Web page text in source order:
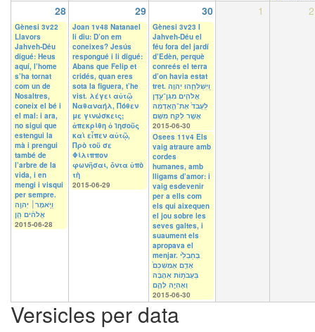
28 29 30 1 2
Gènesi 3v22
Llavors
Jahveh-Déu
digué: Heus
aquí, l’home
s’ha tornat
com un de
Nosaltres,
coneix el bé i
el mal: i ara,
no sigui que
estengui la
mà i prengui
també de
l’arbre de la
vida, i en
mengi i visqui
per sempre.
וַיֹּ֣אמֶר׀ יְהוָ֣ה
אֱלֹהִ֗ים הֵ֤ן
2015-06-28
Joan 1v48 Natanael
li diu: D’on em
coneixes? Jesús
respongué i li digué:
Abans que Felip et
cridés, quan eres
sota la figuera, t’he
vist. λέγει αὐτῷ
Ναθαναήλ, Πόθεν
με γινώσκεις;
ἀπεκρίθη ὁ Ἰησοῦς
καὶ εἶπεν αὐτῷ,
Πρὸ τοῦ σε
Φίλιππον
φωνῆσαι, ὄντα ὑπὸ
τὴ
2015-06-29
Gènesi 3v23 I
Jahveh-Déu el
féu fora del jardí
d’Edèn, perquè
conreés el terra
d’on havia estat
tret. וַֽיְשַׁלְּחֵ֛הוּ יְהוָ֥ה
אֱלֹהִ֖ים מִגַּן־עֵ֑דֶן
לַֽעֲבֹד֙ אֶת־הָ֣אֲדָמָ֔ה
אֲשֶׁ֥ר לֻקַּ֖ח מִשָּֽׁם׃
2015-06-30
Osees 11v4 Els
vaig atraure amb
cordes
humanes, amb
lligams d’amor: i
vaig esdevenir
per a ells com
els qui aixequen
el jou sobre les
seves galtes, i
suaument els
apropava el
menjar. בְּחַבְלֵ֙י
אָדָ֤ם אֶמְשְׁכֵם֙
בַּעֲבֹת֣וֹת אַהֲבָ֔ה
וָאֶהְיֶ֥ה לָהֶ֛ם
2015-06-30
Versicles per data